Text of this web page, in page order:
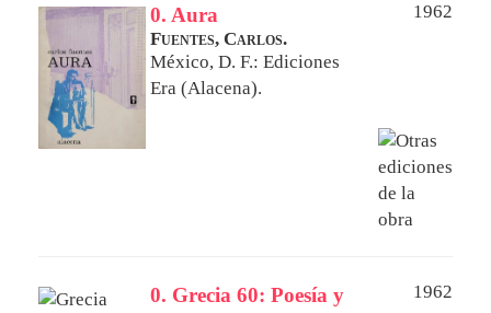
0. Aura
1962
Fuentes, Carlos.
México, D. F.: Ediciones
Era (Alacena).
0. Grecia 60: Poesía y
1962